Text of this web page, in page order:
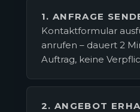
1. ANFRAGE
Kontaktformular
anrufen – dauert 2
Auftrag, keine
2. ANGEBOT